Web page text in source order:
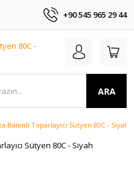
+90 545 965 29 44
ARA
Balenli Toparlayıcı Sütyen 80C - Siyah